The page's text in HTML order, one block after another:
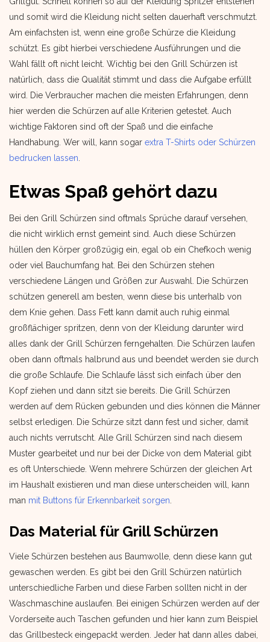
und somit wird die Kleidung nicht selten dauerhaft verschmutzt.
Am einfachsten ist, wenn eine große Schürze die Kleidung
schützt. Es gibt hierbei verschiedene Ausführungen und die
Wahl fällt oft nicht leicht. Wichtig bei den Grill Schürzen ist
natürlich, dass die Qualität stimmt und dass die Aufgabe erfüllt
wird. Die Verbraucher machen die meisten Erfahrungen, denn
hier werden die Schürzen auf alle Kriterien getestet. Auch
wichtige Faktoren sind oft der Spaß und die einfache
Handhabung. Wer will, kann sogar extra T-Shirts oder Schürzen
bedrucken lassen
Etwas Spaß gehört dazu
Bei den Grill Schürzen sind oftmals Sprüche darauf versehen,
die nicht wirklich ernst gemeint sind. Auch diese Schürzen
hüllen den Körper großzügig ein, egal ob ein Chefkoch wenig
oder viel Bauchumfang hat. Bei den Schürzen stehen
verschiedene Längen und Größen zur Auswahl. Die Schürzen
schützen generell am besten, wenn diese bis unterhalb von
dem Knie gehen. Dass Fett kann damit auch ruhig einmal
großflächiger spritzen, denn von der Kleidung darunter wird
alles dank der Grill Schürzen ferngehalten. Die Schürzen laufen
oben dann oftmals halbrund aus und beendet werden sie durch
die große Schlaufe. Die Schlaufe lässt sich einfach über den
Kopf ziehen und dann sitzt sie bereits. Die Grill Schürzen
werden auf dem Rücken gebunden und dies können die Männer
selbst erledigen. Die Schürze sitzt dann fest und sicher, damit
auch nichts verrutscht. Alle Grill Schürzen sind nach diesem
Muster gearbeitet und nur bei der Dicke von dem Material gibt
es oft Unterschiede. Wenn mehrere Schürzen der gleichen Art
im Haushalt existieren und man diese unterscheiden will, kann
man mit Buttons für Erkennbarkeit sorgen
Das Material für Grill Schürzen
Viele Schürzen bestehen aus Baumwolle, denn diese kann gut
gewaschen werden. Es gibt bei den Grill Schürzen natürlich
unterschiedliche Farben und diese Farben sollten nicht in der
Waschmaschine auslaufen. Bei einigen Schürzen werden auf der
Vorderseite auch Taschen gefunden und hier kann zum Beispiel
das Grillbesteck eingepackt werden. Jeder hat dann alles dabei,